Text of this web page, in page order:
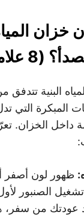
واضحة)
البنية تتدفق
المبكرة التي
داخل الخزان.
: ظهور لون أصفر
الصنبور
عودتك من سفر،